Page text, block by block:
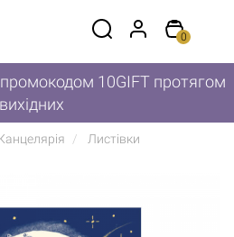
0
промокодом 10GIFT протягом
вихідних
Листівки